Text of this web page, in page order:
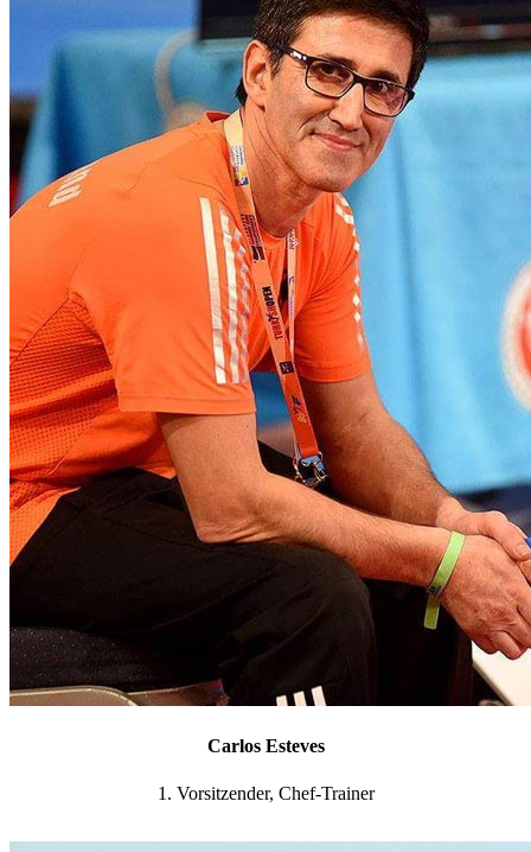
Carlos Esteves
1. Vorsitzender, Chef-Trainer